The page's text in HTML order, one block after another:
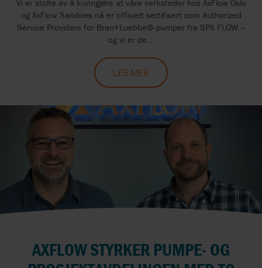
Vi er stolte av å kunngjøre at våre verksteder hos AxFlow Oslo
og AxFlow Sandnes nå er offisielt sertifisert som Authorized
Service Providers for Bran+Luebbe®-pumper fra SPX FLOW –
og vi er de...
LES MER
AXFLOW STYRKER PUMPE- OG